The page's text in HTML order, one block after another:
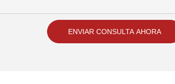
ENVIAR CONSULTA AHORA